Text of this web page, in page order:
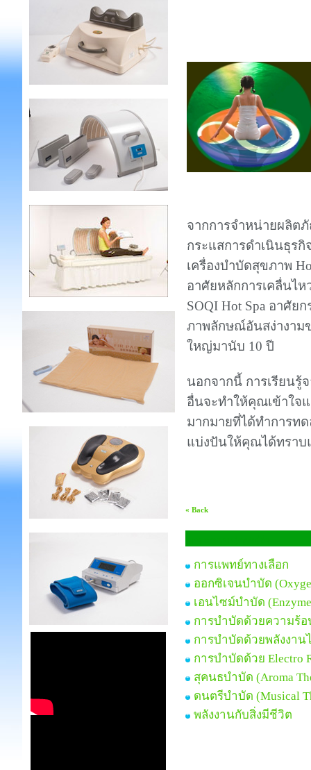
จากการจำหน่ายผลิต
กระแสการดำเนินธุร
เครื่องบำบัดสุขภาพ
อาศัยหลักการเคลื่นไ
SOQI Hot Spa อาศัย
ภาพลักษณ์อันสง่างาม
ใหญ่มานับ 10 ปี
นอกจากนี้ การเรียนรู้
อื่นจะทำให้คุณเข้าใจ
มากมายที่ได้ทำการท
แบ่งปันให้คุณได้ทราบ
« Back
การแพทย์ทางเลือก
ออกซิเจนบำบัด
เอนไซม์บำบัด
การบำบัดด้วยความร้อ
การบำบัดด้วยพลังงาน
การบำบัดด้วย Electro
สุคนธบำบัด (Aroma
ดนตรีบำบัด (Musical
พลังงานกับสิ่งมีชีวิต